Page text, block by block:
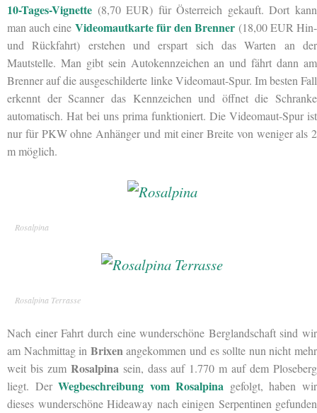
10-Tages-Vignette (8,70 EUR) für Österreich gekauft. Dort kann
man auch eine Videomautkarte für den Brenner (18,00 EUR Hin-
und Rückfahrt) erstehen und erspart sich das Warten an der
Mautstelle. Man gibt sein Autokennzeichen an und fährt dann am
Brenner auf die ausgeschilderte linke Videomaut-Spur. Im besten Fall
erkennt der Scanner das Kennzeichen und öffnet die Schranke
automatisch. Hat bei uns prima funktioniert. Die Videomaut-Spur ist
nur für PKW ohne Anhänger und mit einer Breite von weniger als 2
m möglich.
Rosalpina
Rosalpina Terrasse
Nach einer Fahrt durch eine wunderschöne Berglandschaft sind wir
am Nachmittag in Brixenangekommen und es sollte nun nicht mehr
weit bis zum Rosalpinasein, dass auf 1.770 m auf dem Ploseberg
liegt. DerWegbeschreibung vom Rosalpina gefolgt, haben wir
dieses wunderschöne Hideaway nach einigen Serpentinen gefunden